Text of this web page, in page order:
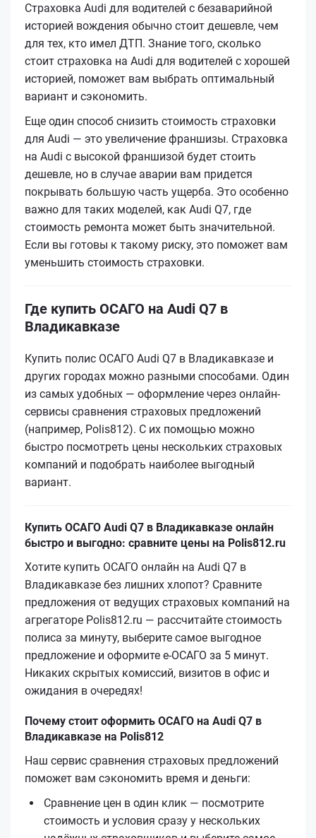
Страховка Audi для водителей с безаварийной
историей вождения обычно стоит дешевле, чем
для тех, кто имел ДТП. Знание того, сколько
стоит страховка на Audi для водителей с хорошей
историей, поможет вам выбрать оптимальный
вариант и сэкономить.
Еще один способ снизить стоимость страховки
для Audi — это увеличение франшизы. Страховка
на Audi с высокой франшизой будет стоить
дешевле, но в случае аварии вам придется
покрывать большую часть ущерба. Это особенно
важно для таких моделей, как Audi Q7, где
стоимость ремонта может быть значительной.
Если вы готовы к такому риску, это поможет вам
уменьшить стоимость страховки.
Где купить ОСАГО на Audi Q7 в
Владикавказе
Купить полис ОСАГО Audi Q7 в Владикавказе и
других городах можно разными способами. Один
из самых удобных — оформление через онлайн-
сервисы сравнения страховых предложений
(например, Polis812). С их помощью можно
быстро посмотреть цены нескольких страховых
компаний и подобрать наиболее выгодный
вариант.
Купить ОСАГО Audi Q7 в Владикавказе онлайн
быстро и выгодно: сравните цены на Polis812.ru
Хотите купить ОСАГО онлайн на Audi Q7 в
Владикавказе без лишних хлопот? Сравните
предложения от ведущих страховых компаний на
агрегаторе Polis812.ru — рассчитайте стоимость
полиса за минуту, выберите самое выгодное
предложение и оформите е‑ОСАГО за 5 минут.
Никаких скрытых комиссий, визитов в офис и
ожидания в очередях!
Почему стоит оформить ОСАГО на Audi Q7 в
Владикавказе на Polis812
Наш сервис сравнения страховых предложений
поможет вам сэкономить время и деньги:
Сравнение цен в один клик — посмотрите
стоимость и условия сразу у нескольких